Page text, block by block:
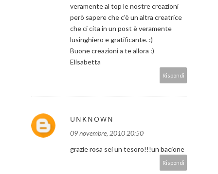
veramente al top le nostre creazioni
però sapere che c'è un altra creatrice
che ci cita in un post è veramente
lusinghiero e gratificante. :)
Buone creazioni a te allora :)
Elisabetta
Rispondi
UNKNOWN
09 novembre, 2010 20:50
grazie rosa sei un tesoro!!!un bacione
Rispondi